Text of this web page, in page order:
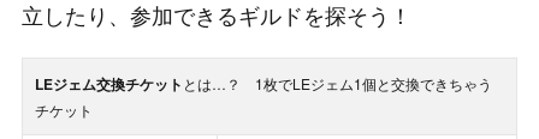
立したり、参加できるギルドを探そう！
LEジェム交換チケット とは…？ 1枚でLEジェム1個と交換できちゃう
チケット